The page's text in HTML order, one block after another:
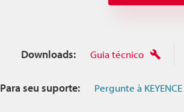
Downloads: Guia técnico
Para seu suporte: Pergunte à KEYENCE